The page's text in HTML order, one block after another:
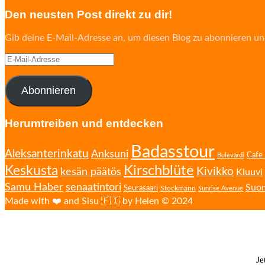
Den neusten Post direkt zu dir!
Gib deine E-Mail-Adresse an, um diesen Blog zu abonnieren
E-
Adresse
Abonnieren
Herumtreiben und entdecken
Aleksanterinkatu Anksuni Badasstour Bulevardi Cafe
Keskusta kesän päätös Kirschblüte Kivikko Kluuvi
Samu Haber senaatintori Seurasaari Stockmann Sunrise Avenue
Made with ❤️ and Sisu 🇫🇮 by Helen © 2024